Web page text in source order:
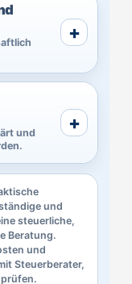
und
und
steuerliche,
Beratung.
und
Steuerberater,